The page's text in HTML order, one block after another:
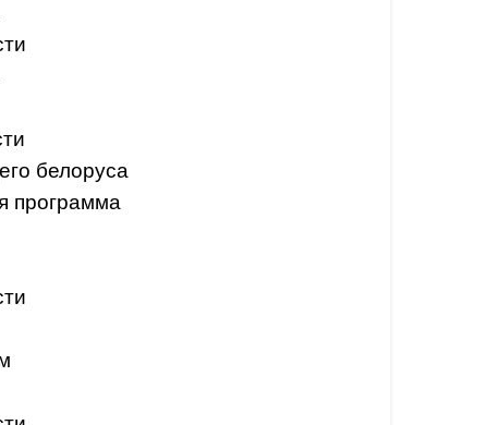
белоруса
программа